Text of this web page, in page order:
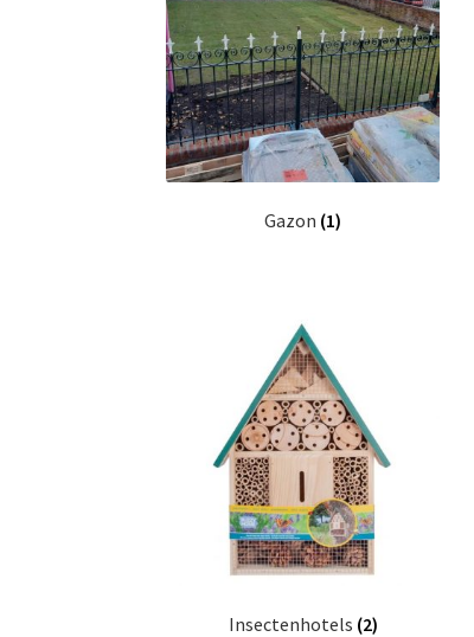
Gazon (1)
Insectenhotels (2)